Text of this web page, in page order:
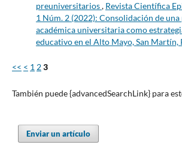
preuniversitarios, Revista Científica
1 Núm. 2 (2022): Consolidación de
académica universitaria como
educativo en el Alto Mayo, San Martín,
<< < 1 23
También puede {advancedSearchLink} para
Enviar un artículo